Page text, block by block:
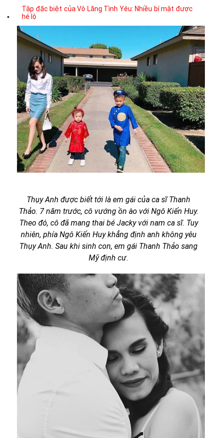
Tập đặc biệt của Vô Lăng Tình Yêu: Nhiều bí mật được
hé lộ
Thụy Anh được biết tới là em gái của ca sĩ Thanh
Thảo. 7 năm trước, cô vướng ồn ào với Ngô Kiến Huy.
Theo đó, cô đã mang thai bé Jacky với nam ca sĩ. Tuy
nhiên, phía Ngô Kiến Huy khẳng định anh không yêu
Thụy Anh. Sau khi sinh con, em gái Thanh Thảo sang
Mỹ định cư.